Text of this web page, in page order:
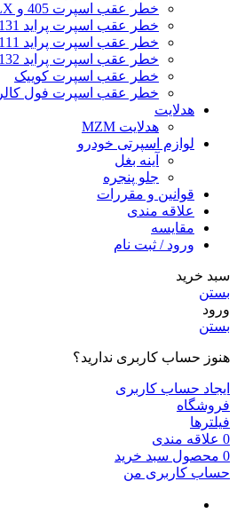
خطر عقب اسپرت 405 و SLX
خطر عقب اسپرت پراید 131 و GTX
خطر عقب اسپرت پراید 111
خطر عقب اسپرت پراید 132
خطر عقب اسپرت کوییک
خطر عقب اسپرت فول کالر
هدلایت
هدلایت MZM
لوازم اسپرتی خودرو
آینه بغل
جلو پنجره
قوانین و مقررات
علاقه مندی
مقایسه
ورود / ثبت نام
سبد خرید
بستن
ورود
بستن
هنوز حساب کاربری ندارید؟
ایجاد حساب کاربری
فروشگاه
فیلترها
0 علاقه مندی
0 محصول سبد خرید
حساب کاربری من